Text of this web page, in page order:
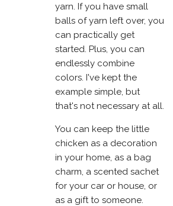
yarn. If you have small
balls of yarn left over, you
can practically get
started. Plus, you can
endlessly combine
colors. I've kept the
example simple, but
that's not necessary at all.
You can keep the little
chicken as a decoration
in your home, as a bag
charm, a scented sachet
for your car or house, or
as a gift to someone.